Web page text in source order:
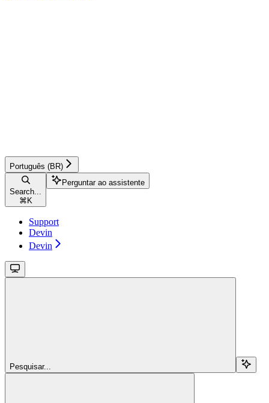
Português (BR)
Search...
⌘ K
Perguntar ao assistente
Support
Devin
Devin
Pesquisar...